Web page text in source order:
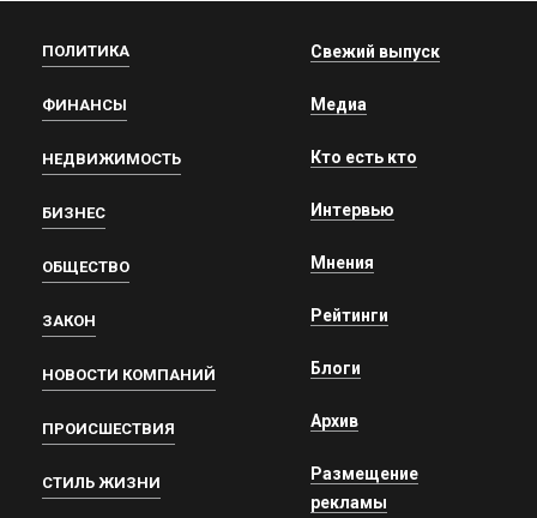
ПОЛИТИКА
ФИНАНСЫ
НЕДВИЖИМОСТЬ
БИЗНЕС
ОБЩЕСТВО
ЗАКОН
НОВОСТИ КОМПАНИЙ
ПРОИСШЕСТВИЯ
СТИЛЬ ЖИЗНИ
Свежий выпуск
Медиа
Кто есть кто
Интервью
Мнения
Рейтинги
Блоги
Архив
Размещение
рекламы